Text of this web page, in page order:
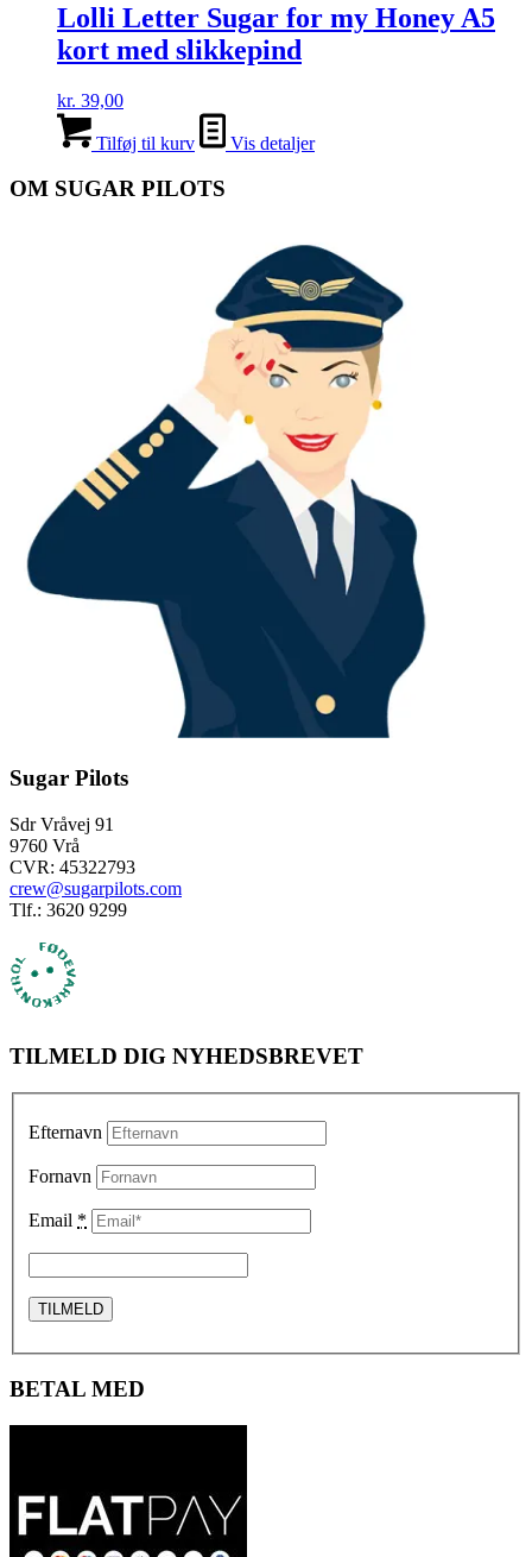
Lolli Letter Sugar for my Honey A5
kort med slikkepind
kr. 39,00
Tilføj til kurv Vis detaljer
OM SUGAR PILOTS
Sugar Pilots
Sdr Vråvej 91
9760 Vrå
CVR: 45322793
crew@sugarpilots.com
Tlf.: 3620 9299
TILMELD DIG NYHEDSBREVET
Efternavn
Fornavn
Email *
BETAL MED